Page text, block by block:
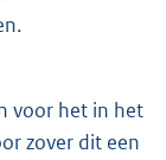
voor het in het
zover dit een